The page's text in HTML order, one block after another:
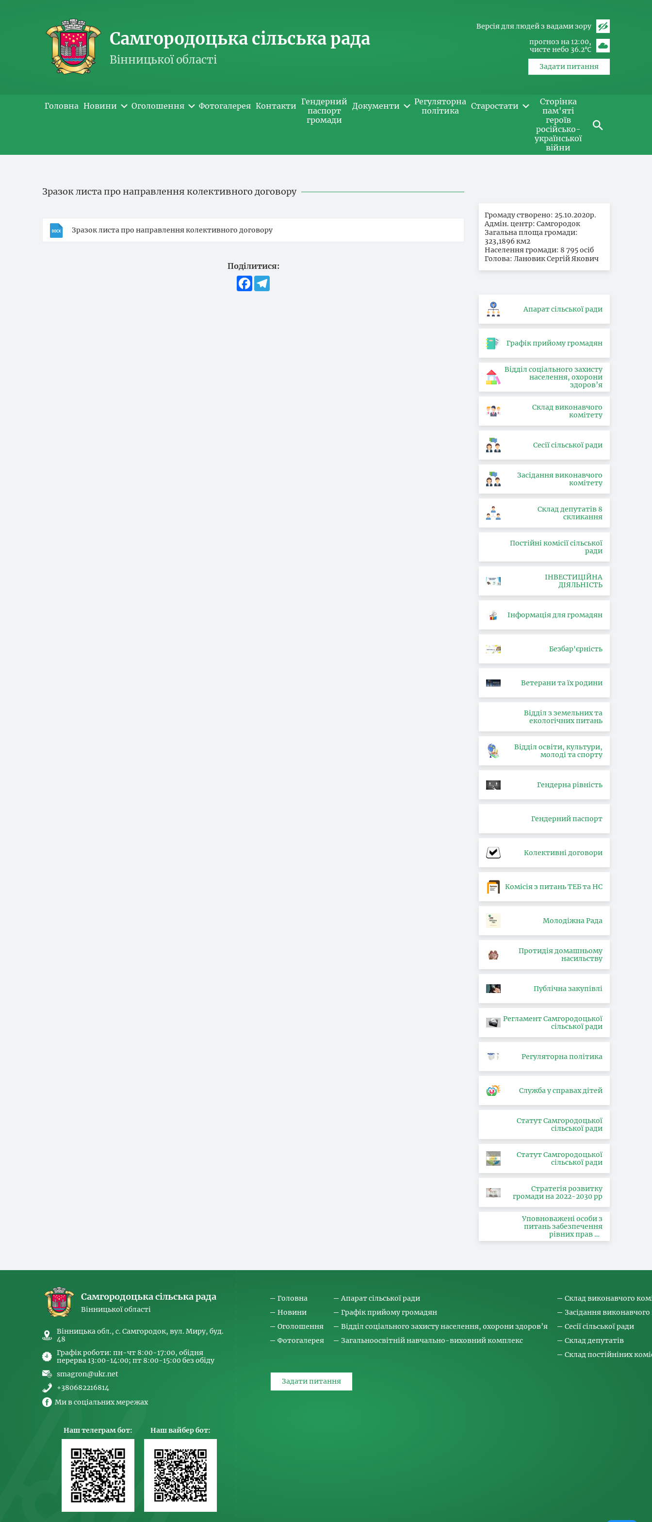
Самгородоцька сільська рада
Вінницької області
Версія для людей з вадами зору
прогноз на 12:00
чисте небо 36.2℃
Задати питання
Головна Новини Оголошення Фотогалерея Контакти Гендерний
паспорт
громади
Документи
Регуляторна
політика
Старостати
Сторінка
пам'яті
героїв
російсько-
української
війни
Зразок листа про направлення колективного договору
Зразок листа про направлення колективного договору
Поділитися:
Facebook
Громаду створено: 25.10.2020р.
Адмін. центр: Самгородок
Загальна площа громади:
323,1896 км2
Населення громади: 8 795 осіб
Голова: Лановик Сергій Якович
Апарат сільської ради
Графік прийому громадян
Відділ соціального захисту
населення, охорони
здоров’я
Склад виконавчого
комітету
Сесії сільської ради
Засідання виконавчого
комітету
Склад депутатів 8
скликання
Постійні комісії сільської
ради
ІНВЕСТИЦІЙНА
ДІЯЛЬНІСТЬ
Інформація для громадян
Безбар'єрність
Ветерани та їх родини
Відділ з земельних та
екологічних питань
Відділ освіти, культури,
молоді та спорту
Гендерна рівність
Гендерний паспорт
Колективні договори
Комісія з питань ТЕБ та НС
Молодіжна Рада
Протидія домашньому
насильству
Публічна закупівлі
Регламент Самгородоцької
сільської ради
Регуляторна політика
Служба у справах дітей
Статут Самгородоцької
сільської ради
Статут Самгородоцької
сільської ради
Стратегія розвитку
громади на 2022-2030 рр
Уповноважені особи з
питань забезпечення
рівних прав та
можливостей жінок і
здійснення заходів,
людьми та координатора
Самгородоцька сільська рада
Вінницької області
Вінницька обл., с. Самгородок, вул. Миру, буд.
48
Графік роботи: пн-чт 8:00-17:00, обідня
перерва 13:00-14:00; пт 8:00-15:00 без обіду
smagron@ukr.net
+380682216814
Ми в соціальних мережах
Наш телеграм бот: Наш вайбер бот:
Головна
Новини
Оголошення
Фотогалерея
Апарат сільської ради
Графік прийому громадян
Відділ соціального захисту населення, охорони здоров’я
Загальноосвітній навчально-виховний комплекс
Склад виконавчого
Засідання
Сесії сільської ради
Склад депутатів
Склад постійніних
Задати питання